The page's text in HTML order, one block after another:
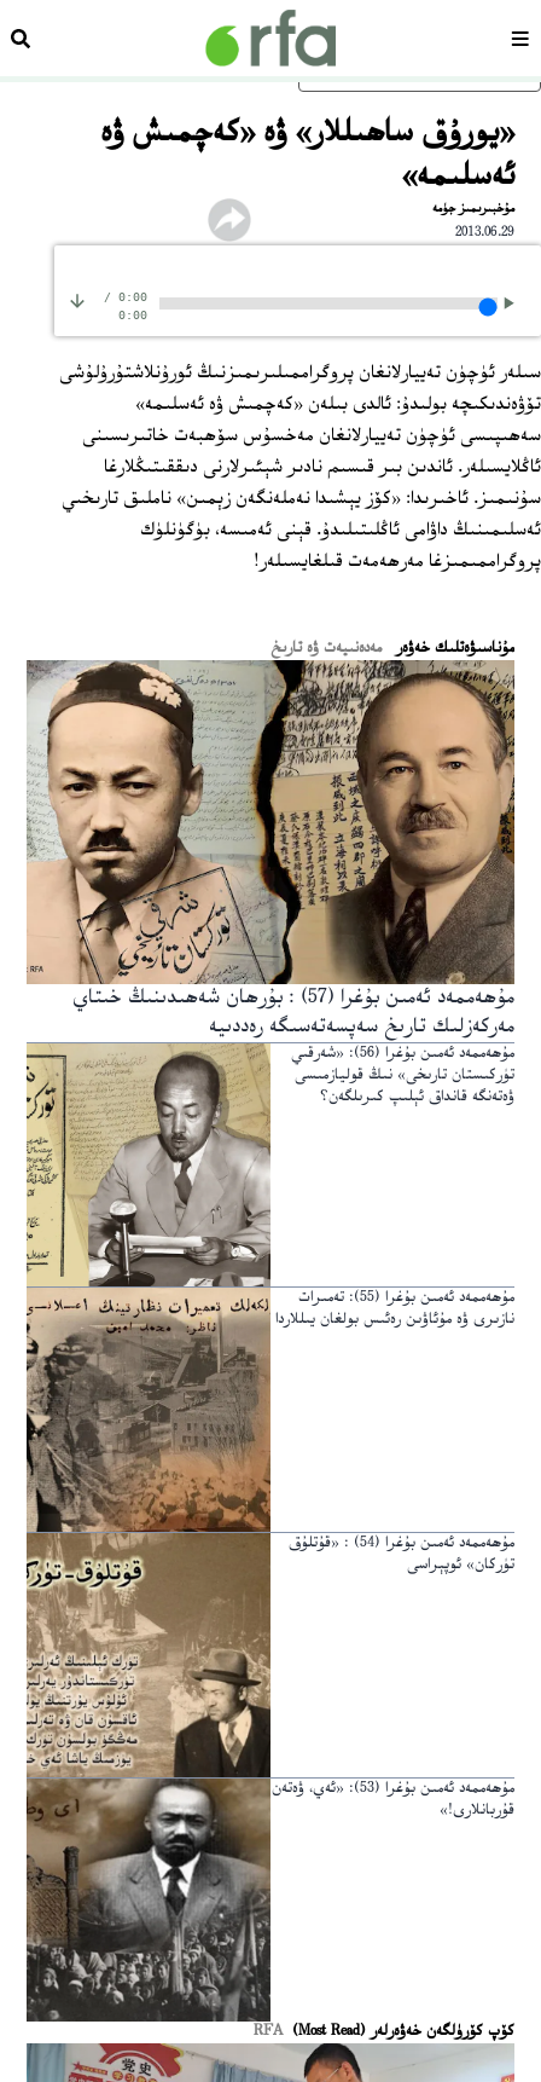
ئاساسلىق مەزمۇنغا ئاتلاڭسەھىپە
«يورۇق ساھىللار» ۋە «كەچمىش ۋە
ئەسلىمە»
مۇخبىرىمىز جۈمە
2013.06.29
0:00
/
0:00
سىلەر ئۈچۈن تەييارلانغان پروگراممىلىرىمىزنىڭ ئورۇنلاشتۇرۇلۇشى
تۆۋەندىكىچە بولىدۇ: ئالدى بىلەن «كەچمىش ۋە ئەسلىمە»
سەھىپىسى ئۈچۈن تەييارلانغان مەخسۇس سۆھبەت خاتىرىسىنى
ئاڭلايسىلەر. ئاندىن بىر قىسىم نادىر شېئىرلارنى دىققىتىڭلارغا
سۇنىمىز. ئاخىرىدا: «كۆز يېشىدا نەملەنگەن زېمىن» ناملىق تارىخىي
ئەسلىمىنىڭ داۋامى ئاڭلىتىلىدۇ. قېنى ئەمىسە، بۈگۈنلۈك
پروگراممىمىزغا مەرھەمەت قىلغايسىلەر!
ﻣﯘﻧﺎﺳﯩﯟﻩﺗﻠﯩﻚ ﺧﻪﯞﻩﺭ مەدەنىيەت ۋە تارىخ
مۇھەممەد ئەمىن بۇغرا (57) : بۇرھان شەھىدىنىڭ خىتاي
مەركەزلىك تارىخ سەپسەتەسىگە رەددىيە
مۇھەممەد ئەمىن بۇغرا (56): «شەرقىي
تۈركىستان تارىخى» نىڭ قوليازمىسى
ۋەتەنگە قانداق ئېلىپ كىرىلگەن؟
مۇھەممەد ئەمىن بۇغرا (55): تەمىرات
نازىرى ۋە مۇئاۋىن رەئىس بولغان يىللاردا
مۇھەممەد ئەمىن بۇغرا (54) : «قۇتلۇق
تۈركان» ئوپېراسى
مۇھەممەد ئەمىن بۇغرا (53): «ئەي، ۋەتەن
قۇربانلارى!»
كۆپ كۆرۈلگەن خەۋەرلەر (Most Read) RFA